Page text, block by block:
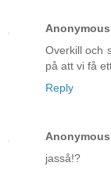
Anonymous
Overkill och
på att vi få
Reply
Anonymous
jasså!?